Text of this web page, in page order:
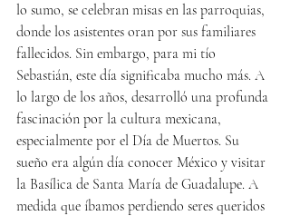
lo sumo, se celebran misas en las parroquias,
donde los asistentes oran por sus familiares
fallecidos. Sin embargo, para mi tío
Sebastián, este día significaba mucho más. A
lo largo de los años, desarrolló una profunda
fascinación por la cultura mexicana,
especialmente por el Día de Muertos. Su
sueño era algún día conocer México y visitar
la Basílica de Santa María de Guadalupe. A
medida que íbamos perdiendo seres queridos